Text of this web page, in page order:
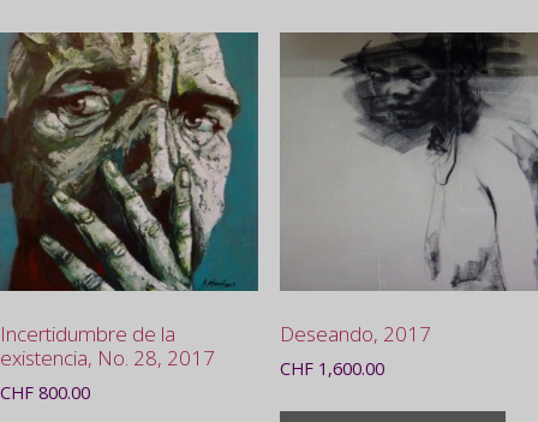
Incertidumbre de la
existencia, No. 28, 2017
CHF 800.00
Deseando, 2017
CHF1,600.00